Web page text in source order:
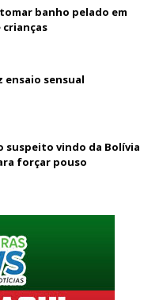
banho pelado em
ensaio sensual
suspeito vindo da Bolívia
forçar pouso